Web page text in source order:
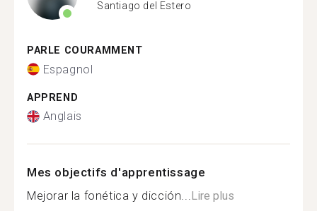
Santiago del Estero
PARLE COURAMMENT
Espagnol
APPREND
Anglais
Mes objectifs d'apprentissage
Mejorar la fonética y dicción...Lire plus